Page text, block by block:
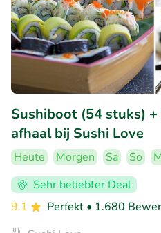
Sushiboot (54 stuks)
afhaal bij Sushi Love
Heute Morgen Sa So
Sehr beliebter Deal
9.1
Perfekt • 1.680